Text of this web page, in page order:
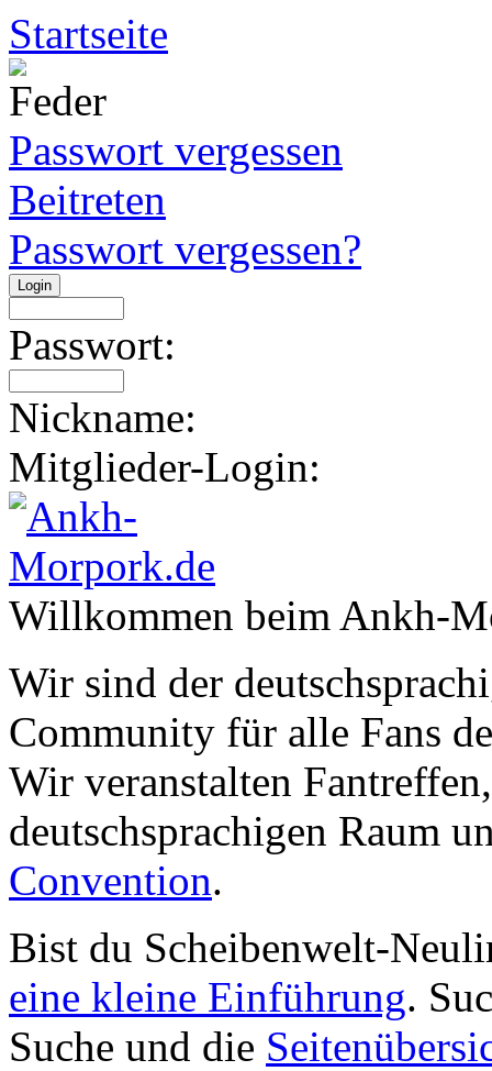
Startseite
Passwort vergessen
Beitreten
Passwort vergessen?
Passwort:
Nickname:
Mitglieder-Login:
Willkommen beim Ankh-
Wir sind der
Community für alle Fans
Wir veranstalten
deutschsprachigen Raum
Convention.
Bist du Scheibenwelt-
eine kleine Einführung.
Suche und die